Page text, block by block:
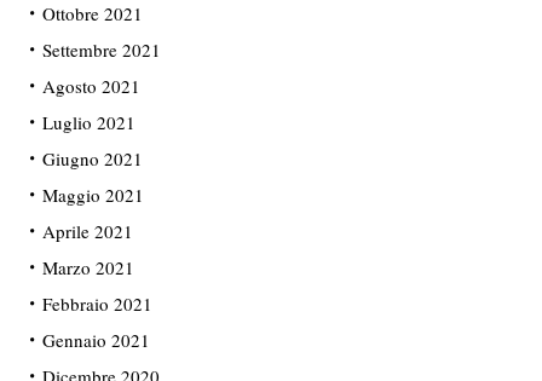
Ottobre 2021
Settembre 2021
Agosto 2021
Luglio 2021
Giugno 2021
Maggio 2021
Aprile 2021
Marzo 2021
Febbraio 2021
Gennaio 2021